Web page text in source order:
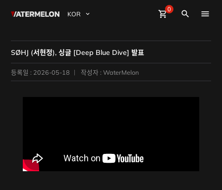
shopping_cart0
close
Watermelon Sign Up
BuyBeats
SellBeats
search
SØHJ (서현정), 싱글 [Deep Blue Dive] 발표
등록일 : 2026-05-18 작성자 : WaterMelon